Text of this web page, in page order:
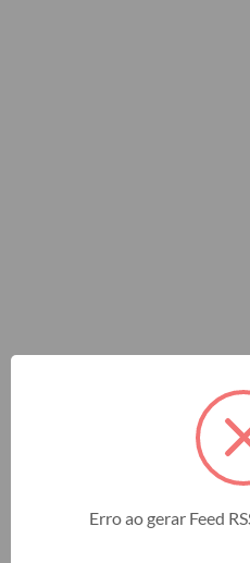
Erro ao gerar Feed